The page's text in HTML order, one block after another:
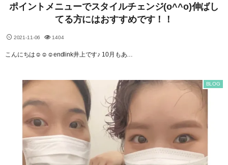
ポイントメニューでスタイルチェンジ(o^^o)伸ばし
てる方にはおすすめです！！
2021-11-06 1404
こんにちは☺︎☺︎☺︎endlink井上です♪ 10月もあ…
BLOG